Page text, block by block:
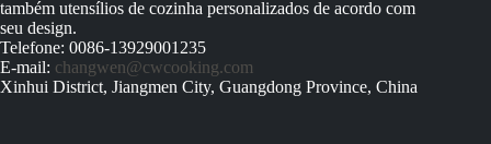
também utensílios de cozinha personalizados de acordo com
seu design.
Telefone: 0086-13929001235
E-mail: changwen@cwcooking.com
Xinhui District, Jiangmen City, Guangdong Province, China